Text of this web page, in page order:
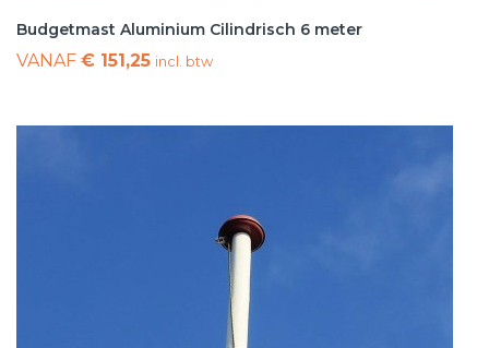
Budgetmast Aluminium Cilindrisch 6 meter
VANAF € 151,25 incl. btw